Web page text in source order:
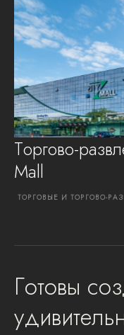
Торгово-
Mall
ТОРГОВЫЕ И ТОРГОВО-
Готовы